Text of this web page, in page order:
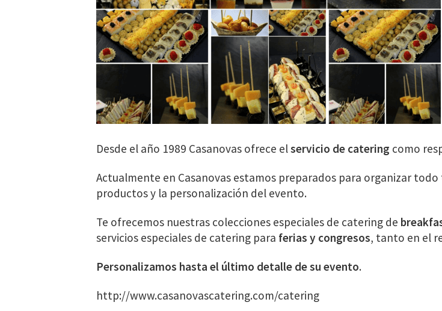
Desde el año 1989 Casanovas ofrece elservicio de catering como
Actualmente en Casanovas estamos preparados para organizar
productos y la personalización del evento.
Te ofrecemos nuestras colecciones especiales de catering de
servicios especiales de catering para ferias y congresos, tanto en el
Personalizamos hasta el último detalle de su evento.
http://www.casanovascatering.com/catering